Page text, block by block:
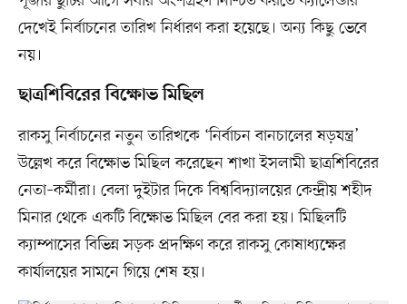
দেখেই নির্বাচনের তারিখ নির্ধারণ করা হয়েছে। অন্য কিছু ভেবে
নয়।
ছাত্রশিবিরের বিক্ষোভ মিছিল
রাকসু নির্বাচনের নতুন তারিখকে ‘নির্বাচন বানচালের ষড়যন্ত্র’
উল্লেখ করে বিক্ষোভ মিছিল করেছেন শাখা ইসলামী ছাত্রশিবিরের
নেতা–কর্মীরা। বেলা দুইটার দিকে বিশ্ববিদ্যালয়ের কেন্দ্রীয় শহীদ
মিনার থেকে একটি বিক্ষোভ মিছিল বের করা হয়। মিছিলটি
ক্যাম্পাসের বিভিন্ন সড়ক প্রদক্ষিণ করে রাকসু কোষাধ্যক্ষের
কার্যালয়ের সামনে গিয়ে শেষ হয়।